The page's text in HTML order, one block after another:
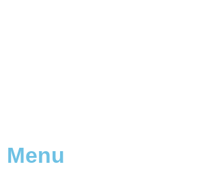
Menu